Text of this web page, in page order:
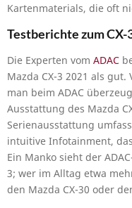
Kartenmaterials, die oft
Testberichte zum CX-
Die Experten vom ADAC
Mazda CX-3 2021 als
man beim ADAC
Ausstattung des Mazda
Serienausstattung
intuitive Infotainment,
Ein Manko sieht der
3; wer im Alltag etwa
den Mazda CX-30 oder